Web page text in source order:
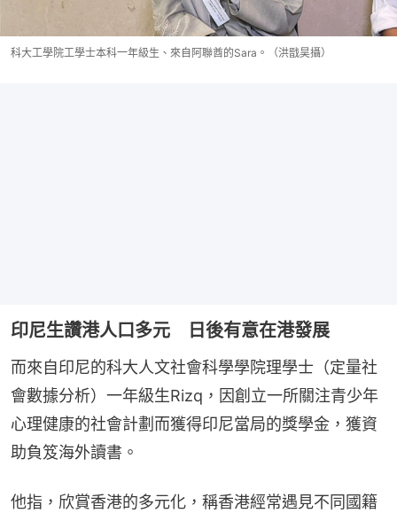
科大工學院工學士本科一年級生、來自阿聯酋的Sara。（洪戩昊攝）
印尼生讚港人口多元 日後有意在港發展
而來自印尼的科大人文社會科學學院理學士（定量社
會數據分析）一年級生Rizq，因創立一所關注青少年
心理健康的社會計劃而獲得印尼當局的獎學金，獲資
助負笈海外讀書。
他指，欣賞香港的多元化，稱香港經常遇見不同國籍